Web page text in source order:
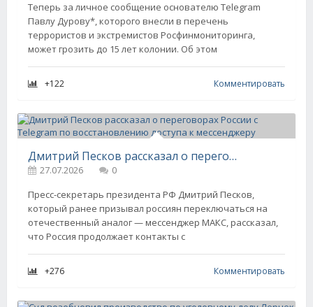
Теперь за личное сообщение основателю Telegram
Павлу Дурову*, которого внесли в перечень
террористов и экстремистов Росфинмониторинга,
может грозить до 15 лет колонии. Об этом
+122 Комментировать
Дмитрий Песков рассказал о переговорах России с Telegram по восстановлению доступа к мессенджеру
27.07.2026
0
Пресс-секретарь президента РФ Дмитрий Песков,
который ранее призывал россиян переключаться на
отечественный аналог — мессенджер МАКС, рассказал,
что Россия продолжает контакты с
+276 Комментировать